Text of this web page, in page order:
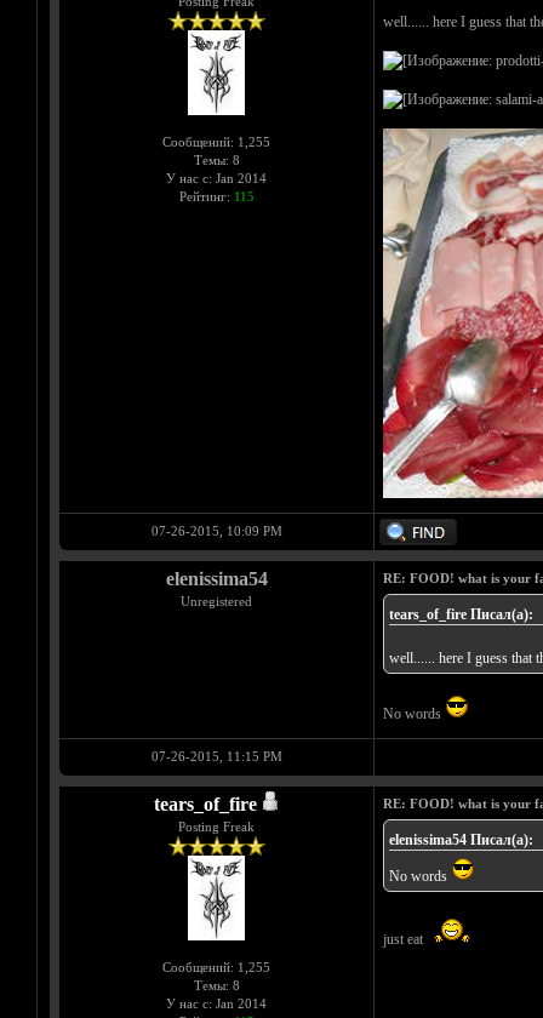
Сообщений: 1,255
Темы: 8
У нас с: Jan 2014
Рейтинг: 115
well...... here I guess that
07-26-2015, 10:09 PM
elenissima54
Unregistered
RE: FOOD! what is your
tears_of_fire Писал(а):
well...... here I guess that
No words
07-26-2015, 11:15 PM
tears_of_fire
Posting Freak
Сообщений: 1,255
Темы: 8
У нас с: Jan 2014
RE: FOOD! what is your
elenissima54 Писал(а):
No words
just eat